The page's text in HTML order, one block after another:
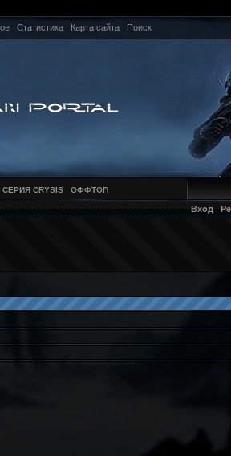
Статистика Карта сайта Поиск
СЕРИЯ CRYSIS ОФФТОП
Вход